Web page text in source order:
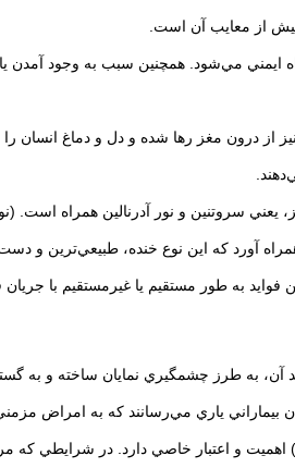
از معايب آن است.
مي‌شود. همچنين سبب به وجود آمدن
از درون مغز رها شده و دل و دماغ
يعني سروتنين و نور آدرنالين همراه است.
آورد كه اين نوع خنده، طبيعي‌ترين و
به طور مستقيم يا غيرمستقيم با
آن، به طرز چشمگيري نمايان ساخته و
بيماراني ياري مي‌رسانند كه به امراض
و اعتبار خاصي دارد. در شرايطي كه